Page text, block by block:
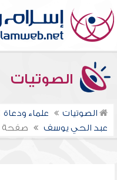
الصوتيات
الصوتيات علماء ودعاة
عبد الحي يوسف
صفحة